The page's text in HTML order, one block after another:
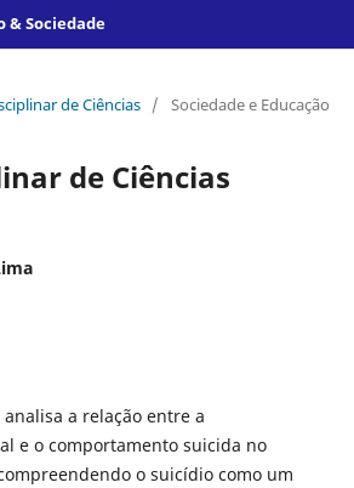
& Sociedade
de Ciências / Sociedade e Educação
de Ciências
a relação entre a
e o comportamento suicida no
o suicídio como um